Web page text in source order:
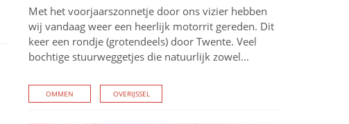
Met het voorjaarszonnetje door ons vizier hebben
wij vandaag weer een heerlijk motorrit gereden. Dit
keer een rondje (grotendeels) door Twente. Veel
bochtige stuurweggetjes die natuurlijk zowel...
OMMEN OVERIJSSEL